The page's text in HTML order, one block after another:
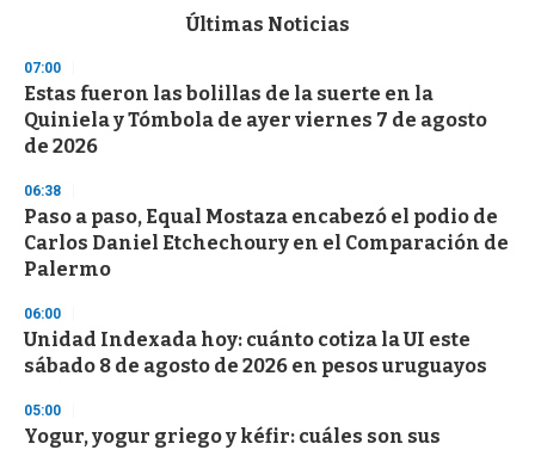
d
s
o
f
3
s
e
c
o
n
Últimas Noticias
07:00
Estas fueron las bolillas de la suerte en la
Quiniela y Tómbola de ayer viernes 7 de agosto
de 2026
06:38
Paso a paso, Equal Mostaza encabezó el podio de
Carlos Daniel Etchechoury en el Comparación de
Palermo
06:00
Unidad Indexada hoy: cuánto cotiza la UI este
sábado 8 de agosto de 2026 en pesos uruguayos
05:00
Yogur, yogur griego y kéfir: cuáles son sus